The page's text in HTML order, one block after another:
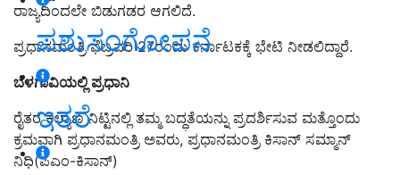
ಪಶುಸಂಗೋಪನೆ
ಇತರೆ
ರಾಜ್ಯದಿಂದಲೇ ಬಿಡುಗಡರ ಆಗಲಿದೆ.
ಪ್ರಧಾನಮಂತ್ರಿ ಫೆಬ್ರವರಿ 27ರಂದು ಕರ್ನಾಟಕಕ್ಕೆ ಭೇಟಿ ನೀಡಲಿದ್ದಾರೆ.
ಬೆಳಗಾವಿಯಲ್ಲಿ ಪ್ರಧಾನಿ
ರೈತರ ಕಲ್ಯಾಣ ನಿಟ್ಟಿನಲ್ಲಿ ತಮ್ಮ ಬದ್ಧತೆಯನ್ನು ಪ್ರದರ್ಶಿಸುವ ಮತ್ತೊಂದು
ಕ್ರಮವಾಗಿ ಪ್ರಧಾನಮಂತ್ರಿ ಅವರು, ಪ್ರಧಾನಮಂತ್ರಿ ಕಿಸಾನ್ ಸಮ್ಮಾನ್
ನಿಧಿ(ಪಿಎಂ-ಕಿಸಾನ್)